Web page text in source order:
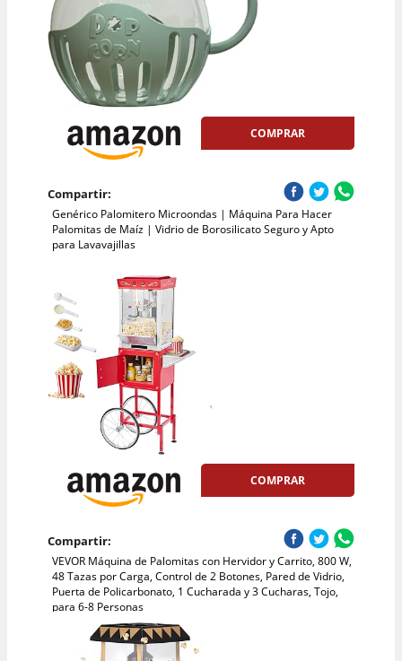
COMPRAR
Compartir:
Genérico Palomitero Microondas | Máquina Para Hacer
Palomitas de Maíz | Vidrio de Borosilicato Seguro y Apto
para Lavavajillas
COMPRAR
Compartir:
VEVOR Máquina de Palomitas con Hervidor y Carrito, 800 W,
48 Tazas por Carga, Control de 2 Botones, Pared de Vidrio,
Puerta de Policarbonato, 1 Cucharada y 3 Cucharas, Tojo,
para 6-8 Personas